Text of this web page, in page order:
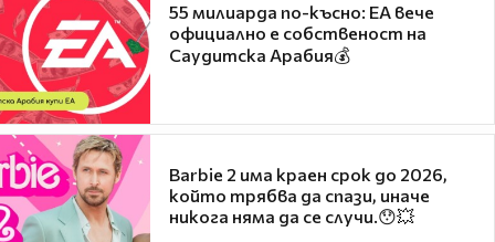
55 милиарда по-късно: EA вече
официално е собственост на
Саудитска Арабия💰
Barbie 2 има краен срок до 2026,
който трябва да спази, иначе
никога няма да се случи.😯💥